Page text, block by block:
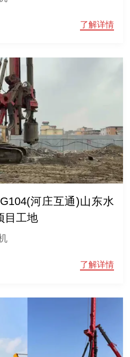
了解详情
河庄互通)山东水
目工地
了解详情